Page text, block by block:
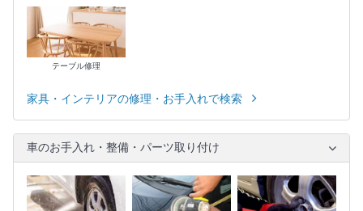
テーブル修理
家具・インテリアの修理・お手入れで検索
車のお手入れ・整備・パーツ取り付け